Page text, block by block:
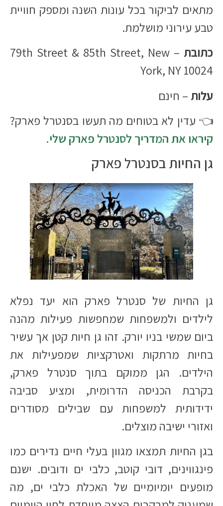
מתאים לביקור בכל עונות השנה ומספק חוויית
טבע עירוני מושלמת.
כתובת
– 79th Street & 85th Street, New
York, NY 10024
עלות – חינם
👈 עדין לא בטוחים מה תעשו בסנטרל פארק?
קיראו את המדריך לסנטרל פארק שלי.
גן החיות בסנטרל פארק
גן החיות של סנטרל פארק הוא יעד נפלא
לילדים ולמשפחות שמחפשות פעילות מהנה
ביום שמשי בניו יורק. זהו גן חיות קטן אך עשיר
בחיות מרתקות ואטרקציות שמפעילות את
הילדים. הגן ממוקם בתוך סנטרל פארק,
בקרבת הכניסה הדרומית, ומציע סביבה
ידידותית למשפחות עם שבילים מסודרים
ואזורי ישיבה מוצלים.
בגן החיות תמצאו מגוון בעלי חיים נדירים כמו
פינגווינים, דובי קוטב, כלבי ים ודובים. ישנם
מופעים יומיומיים של האכלת כלבי ים, מה